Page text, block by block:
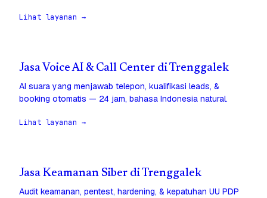
Lihat layanan →
Jasa Voice AI & Call Center di Trenggalek
AI suara yang menjawab telepon, kualifikasi leads, &
booking otomatis — 24 jam, bahasa Indonesia natural.
Lihat layanan →
Jasa Keamanan Siber di Trenggalek
Audit keamanan, pentest, hardening, & kepatuhan UU PDP